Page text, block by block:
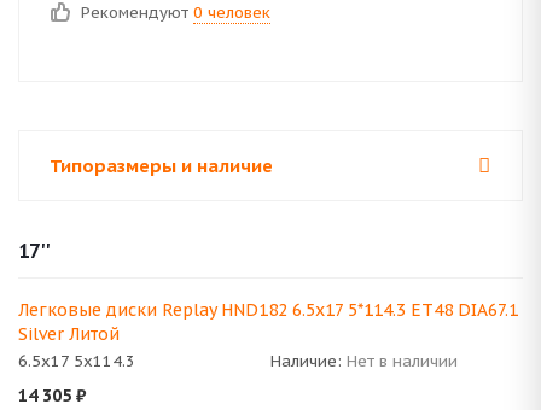
Рекомендуют 0 человек
Типоразмеры и наличие
17''
Легковые диски Replay HND182 6.5x17 5*114.3 ET48 DIA67.1
Silver Литой
6.5x17 5x114.3 Наличие: Нет в наличии
14 305 ₽